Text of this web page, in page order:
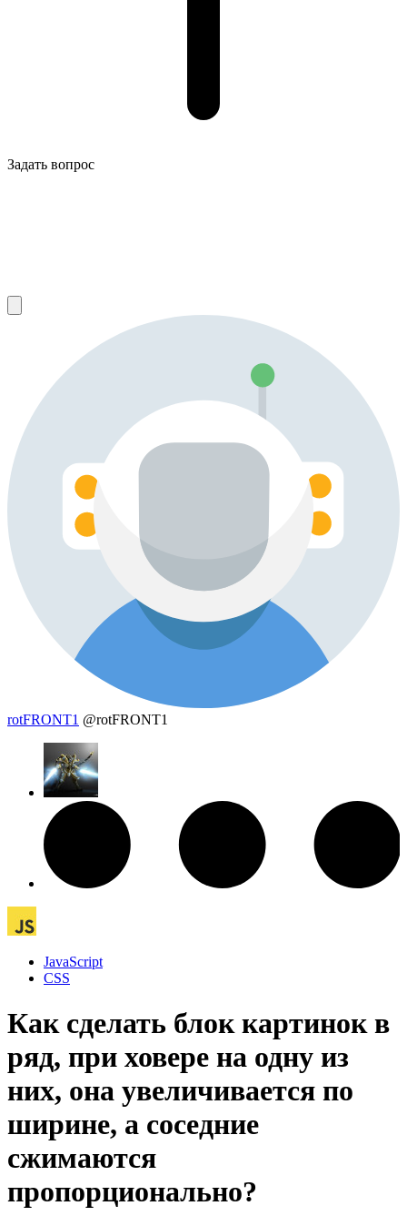
Задать вопрос
rotFRONT1 @rotFRONT1
JavaScript
CSS
Как сделать блок картинок в
ряд, при ховере на одну из
них, она увеличивается по
ширине, а соседние
сжимаются
пропорционально?